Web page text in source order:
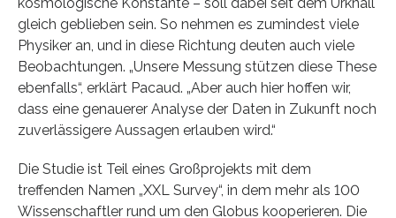
gleich geblieben sein. So nehmen es zumindest viele
Physiker an, und in diese Richtung deuten auch viele
Beobachtungen. „Unsere Messung stützen diese These
ebenfalls“, erklärt Pacaud. „Aber auch hier hoffen wir,
dass eine genauerer Analyse der Daten in Zukunft noch
zuverlässigere Aussagen erlauben wird.“
Die Studie ist Teil eines Großprojekts mit dem
treffenden Namen „XXL Survey“, in dem mehr als 100
Wissenschaftler rund um den Globus kooperieren. Die